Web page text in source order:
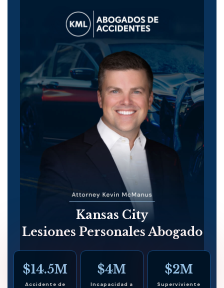
Kansas City
Lesiones Personales Abogado
$14.5M
Accidente de
$4M
Incapacidad a
$2M
Superviviente